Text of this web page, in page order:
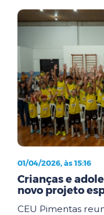
01/04/2026, às 15:16
Crianças e
novo projeto
CEU Pimentas